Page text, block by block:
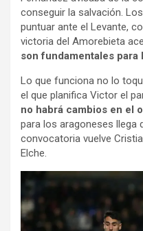
conseguir la salvación.
puntuar ante el Levante,
victoria del Amorebieta
son fundamentales para
Lo que funciona no lo
el que planifica Victor el
no habrá cambios en el
para los aragoneses llega
convocatoria vuelve
Elche.